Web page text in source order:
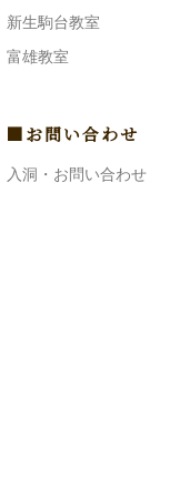
新生駒台教室
富雄教室
■お問い合わせ
入洞・お問い合わせ